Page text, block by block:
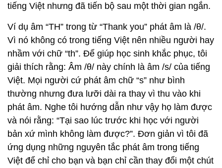
tiếng Việt nhưng đã tiến bộ sau một thời gian ngắn.
Ví dụ âm “TH” trong từ “Thank you” phát âm là /θ/.
Vì nó không có trong tiếng Việt nên nhiều người hay
nhầm với chữ “th”. Để giúp học sinh khắc phục, tôi
giải thích rằng: Âm /θ/ này chính là âm /s/ của tiếng
Việt. Mọi người cứ phát âm chữ “s” như bình
thường nhưng đưa lưỡi dài ra thay vì thu vào khi
phát âm. Nghe tôi hướng dẫn như vậy họ làm được
và nói rằng: “Tại sao lúc trước khi học với người
bản xứ mình không làm được?”. Đơn giản vì tôi đã
ứng dụng những nguyên tắc phát âm trong tiếng
Việt để chỉ cho bạn và bạn chỉ cần thay đổi một chút